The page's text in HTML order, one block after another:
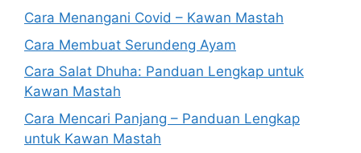
Cara Menangani Covid – Kawan Mastah
Cara Membuat Serundeng Ayam
Cara Salat Dhuha: Panduan Lengkap untuk
Kawan Mastah
Cara Mencari Panjang – Panduan Lengkap
untuk Kawan Mastah